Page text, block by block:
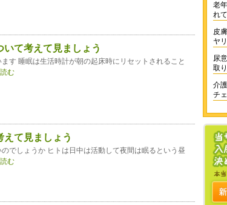
て考えて見ましょう
す 睡眠は生活時計が朝の起床時にリセットされること
む
えて見ましょう
でしょうか ヒトは日中は活動して夜間は眠るという昼
む
老
れ
皮
ヤ
尿
取
介
チ